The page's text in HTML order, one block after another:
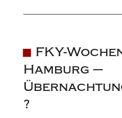
FKY-
Hamburg –
?